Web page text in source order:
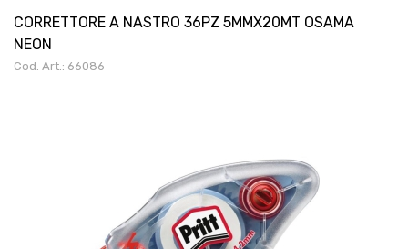
CORRETTORE A NASTRO 36PZ 5MMX20MT OSAMA
NEON
Cod. Art.: 66086